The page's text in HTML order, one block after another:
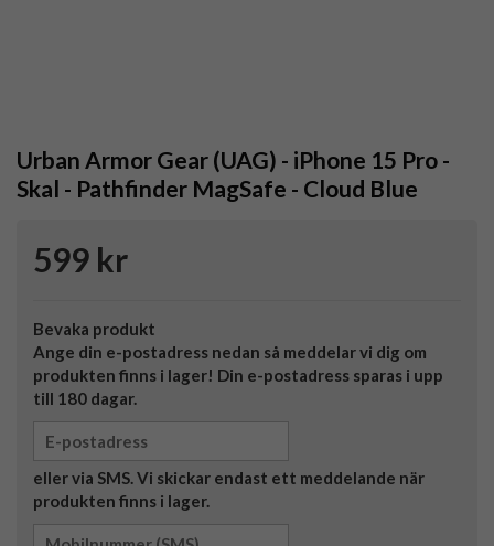
Urban Armor Gear (UAG) - iPhone 15 Pro -
Skal - Pathfinder MagSafe - Cloud Blue
599 kr
Bevaka produkt
Ange din e-postadress nedan så meddelar vi dig om
produkten finns i lager! Din e-postadress sparas i upp
till 180 dagar.
eller via SMS. Vi skickar endast ett meddelande när
produkten finns i lager.